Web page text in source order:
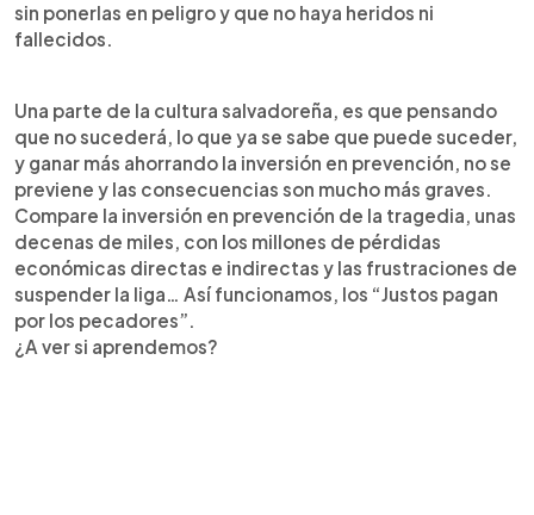
sin ponerlas en peligro y que no haya heridos ni
fallecidos.
Una parte de la cultura salvadoreña, es que pensando
que no sucederá, lo que ya se sabe que puede suceder,
y ganar más ahorrando la inversión en prevención, no se
previene y las consecuencias son mucho más graves.
Compare la inversión en prevención de la tragedia, unas
decenas de miles, con los millones de pérdidas
económicas directas e indirectas y las frustraciones de
suspender la liga… Así funcionamos, los “Justos pagan
por los pecadores”.
¿A ver si aprendemos?